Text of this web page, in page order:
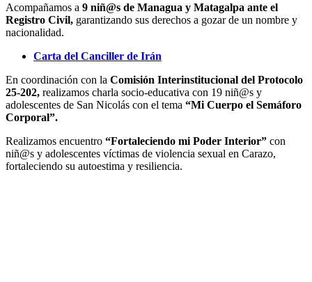
Acompañamos a 9 niñ@s de Managua y Matagalpa ante el
Registro Civil, garantizando sus derechos a gozar de un nombre y
nacionalidad.
Carta del Canciller de Irán
En coordinación con la Comisión Interinstitucional del Protocolo
25-202, realizamos charla socio-educativa con 19 niñ@s y
adolescentes de San Nicolás con el tema “Mi Cuerpo el Semáforo
Corporal”.
Realizamos encuentro “Fortaleciendo mi Poder Interior” con
niñ@s y adolescentes víctimas de violencia sexual en Carazo,
fortaleciendo su autoestima y resiliencia.